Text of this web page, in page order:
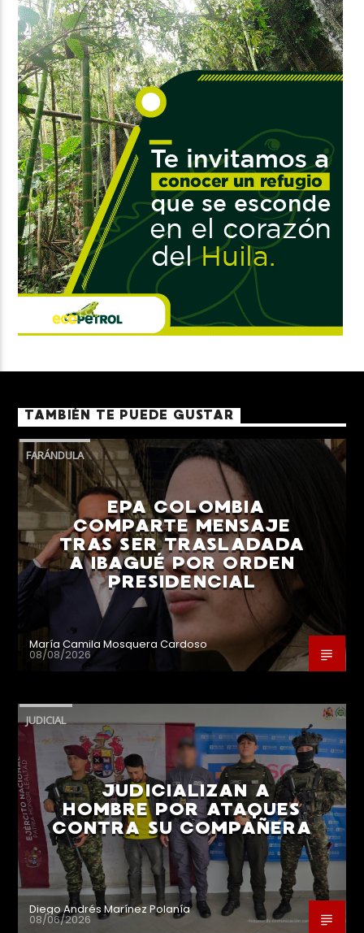
TAMBIÉN TE PUEDE GUSTAR
FARÁNDULA
EPA COLOMBIA
COMPARTE MENSAJE
TRAS SER TRASLADADA
A IBAGUÉ POR ORDEN
PRESIDENCIAL
María Camila Mosquera Cardoso
08/08/2026
JUDICIAL
JUDICIALIZAN A
HOMBRE POR ATAQUES
CONTRA SU COMPAÑERA
Diego Andrés Marínez Polanía
08/06/2026